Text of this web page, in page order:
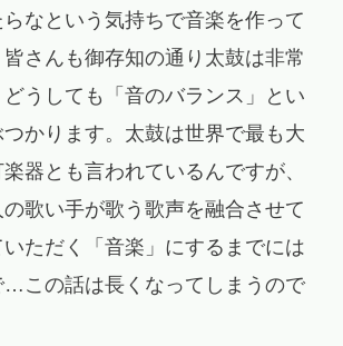
なという気持ちで音楽を作って
さんも御存知の通り太鼓は非常
うしても「音のバランス」とい
かります。太鼓は世界で最も大
器とも言われているんですが、
歌い手が歌う歌声を融合させて
ただく「音楽」にするまでには
…この話は長くなってしまうので